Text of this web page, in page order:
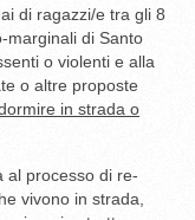
di ragazzi/e tra gli 8
marginali di Santo
o violenti e alla
o altre proposte
in strada o
al processo di re-
vivono in strada,